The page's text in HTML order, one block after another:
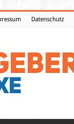
Datenschutz